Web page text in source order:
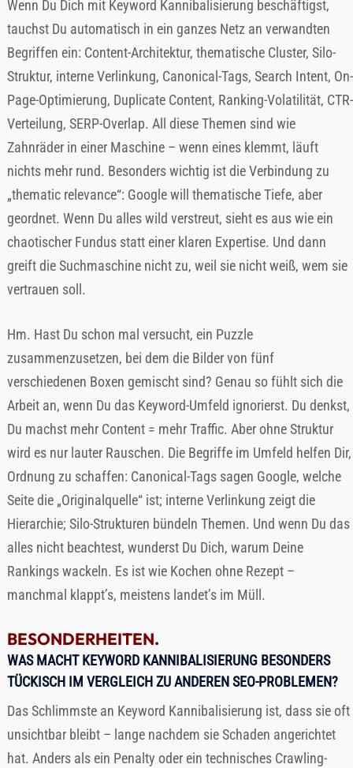
Wenn Du Dich mit Keyword Kannibalisierung beschäftigst,
tauchst Du automatisch in ein ganzes Netz an verwandten
Begriffen ein: Content-Architektur, thematische Cluster, Silo-
Struktur, interne Verlinkung, Canonical-Tags, Search Intent, On-
Page-Optimierung, Duplicate Content, Ranking-Volatilität, CTR-
Verteilung, SERP-Overlap. All diese Themen sind wie
Zahnräder in einer Maschine – wenn eines klemmt, läuft
nichts mehr rund. Besonders wichtig ist die Verbindung zu
„thematic relevance“: Google will thematische Tiefe, aber
geordnet. Wenn Du alles wild verstreut, sieht es aus wie ein
chaotischer Fundus statt einer klaren Expertise. Und dann
greift die Suchmaschine nicht zu, weil sie nicht weiß, wem sie
vertrauen soll.
Hm. Hast Du schon mal versucht, ein Puzzle
zusammenzusetzen, bei dem die Bilder von fünf
verschiedenen Boxen gemischt sind? Genau so fühlt sich die
Arbeit an, wenn Du das Keyword-Umfeld ignorierst. Du denkst,
Du machst mehr Content = mehr Traffic. Aber ohne Struktur
wird es nur lauter Rauschen. Die Begriffe im Umfeld helfen Dir,
Ordnung zu schaffen: Canonical-Tags sagen Google, welche
Seite die „Originalquelle“ ist; interne Verlinkung zeigt die
Hierarchie; Silo-Strukturen bündeln Themen. Und wenn Du das
alles nicht beachtest, wunderst Du Dich, warum Deine
Rankings wackeln. Es ist wie Kochen ohne Rezept –
manchmal klappt’s, meistens landet’s im Müll.
BESONDERHEITEN.
WAS MACHT KEYWORD KANNIBALISIERUNG BESONDERS
TÜCKISCH IM VERGLEICH ZU ANDEREN SEO-PROBLEMEN?
Das Schlimmste an Keyword Kannibalisierung ist, dass sie oft
unsichtbar bleibt – lange nachdem sie Schaden angerichtet
hat. Anders als ein Penalty oder ein technisches Crawling-